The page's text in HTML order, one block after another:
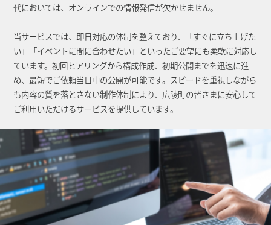
代においては、オンラインでの情報発信が欠かせません。
当サービスでは、即日対応の体制を整えており、「すぐに立ち上げた
い」「イベントに間に合わせたい」といったご要望にも柔軟に対応し
ています。初回ヒアリングから構成作成、初期公開までを迅速に進
め、最短でご依頼当日中の公開が可能です。スピードを重視しながら
も内容の質を落とさない制作体制により、広陵町の皆さまに安心して
ご利用いただけるサービスを提供しています。